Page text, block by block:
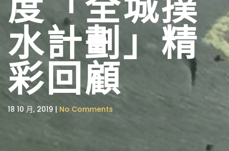
水計劃」精
彩回顧
18 10 月, 2019 | No Comments